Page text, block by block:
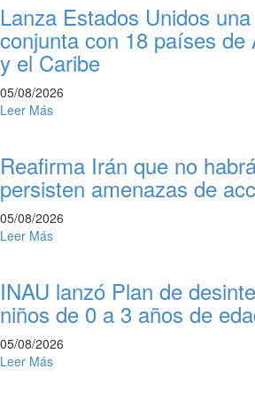
Lanza Estados Unidos
conjunta con 18 países de
y el Caribe
05/08/2026
Leer Más
Reafirma Irán que no
persisten amenazas de
05/08/2026
Leer Más
INAU lanzó Plan de
niños de 0 a 3 años de
05/08/2026
Leer Más